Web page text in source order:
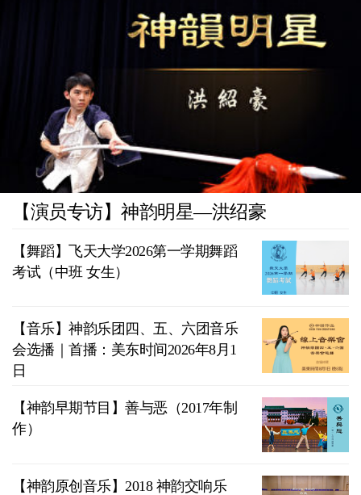
【演员专访】神韵明星—洪绍豪
【舞蹈】飞天大学2026第一学期舞蹈
考试（中班 女生）
【音乐】神韵乐团四、五、六团音乐
会选播｜首播：美东时间2026年8月1
日
【神韵早期节目】善与恶（2017年制
作）
【神韵原创音乐】2018 神韵交响乐